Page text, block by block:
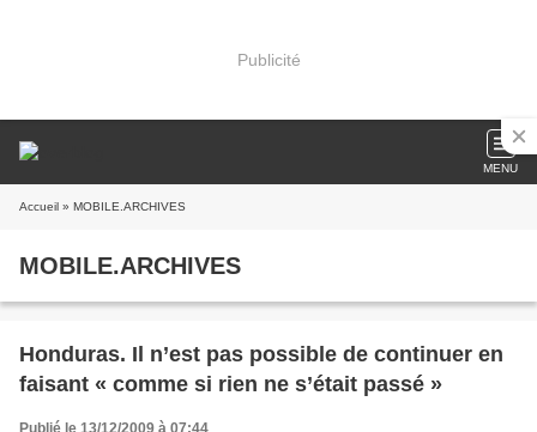
Publicité
MENU
Accueil » MOBILE.ARCHIVES
MOBILE.ARCHIVES
Honduras. Il n’est pas possible de continuer en
faisant « comme si rien ne s’était passé »
Publié le 13/12/2009 à 07:44